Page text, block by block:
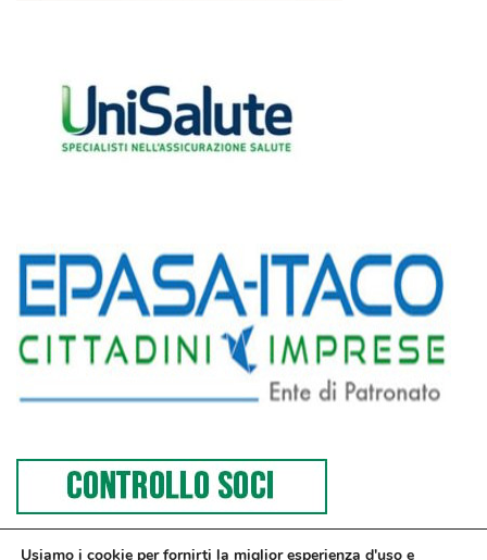
Usiamo i cookie per fornirti la miglior esperienza d'uso e